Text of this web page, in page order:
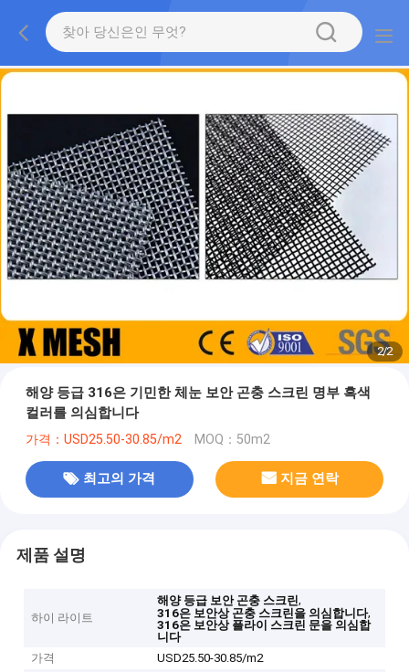
2/2
해양 등급 316은 기민한 체눈 보안 곤충 스크린 명부 흑색
컬러를 의심합니다
가격：USD25.50-30.85/m2 MOQ：50m2
최고의 가격 지금 연락
제품 설명
하이 라이트
해양 등급 보안 곤충 스크린,
316은 보안상 곤충 스크린을 의심합니다,
316은 보안상 플라이 스크린 문을 의심합
니다
가격
USD25.50-30.85/m2